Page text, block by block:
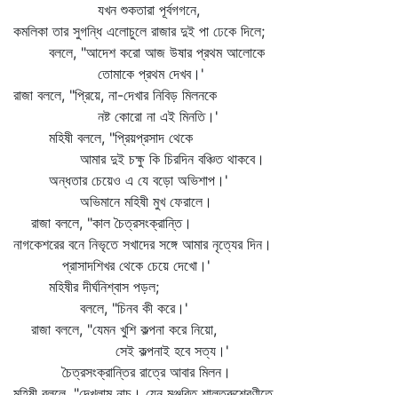
যখন শুকতারা পূর্বগগনে,
কমলিকা তার সুগন্ধি এলোচুলে রাজার দুই পা ঢেকে দিলে;
বললে, "আদেশ করো আজ উষার প্রথম আলোকে
তোমাকে প্রথম দেখব।'
রাজা বললে, "প্রিয়ে, না-দেখার নিবিড় মিলনকে
নষ্ট কোরো না এই মিনতি।'
মহিষী বললে, "প্রিয়প্রসাদ থেকে
আমার দুই চক্ষু কি চিরদিন বঞ্চিত থাকবে।
অন্ধতার চেয়েও এ যে বড়ো অভিশাপ।'
অভিমানে মহিষী মুখ ফেরালে।
রাজা বললে, "কাল চৈত্রসংক্রান্তি।
নাগকেশরের বনে নিভৃতে সখাদের সঙ্গে আমার নৃত্যের দিন।
প্রাসাদশিখর থেকে চেয়ে দেখো।'
মহিষীর দীর্ঘনিশ্বাস পড়ল;
বললে, "চিনব কী করে।'
রাজা বললে, "যেমন খুশি কল্পনা করে নিয়ো,
সেই কল্পনাই হবে সত্য।'
চৈত্রসংক্রান্তির রাত্রে আবার মিলন।